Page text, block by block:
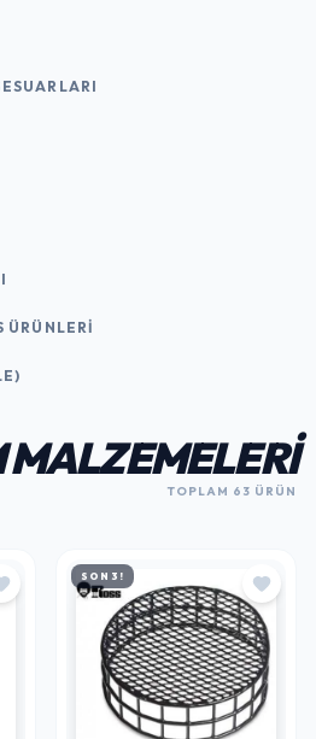
ÜRÜNLERI
MALZEMELERI
TOPLAM 63 ÜRÜN
SON 3!